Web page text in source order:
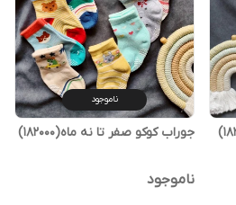
ناموجود
جوراب کوکو صفر تا نه ماه(182000)
ناموجود